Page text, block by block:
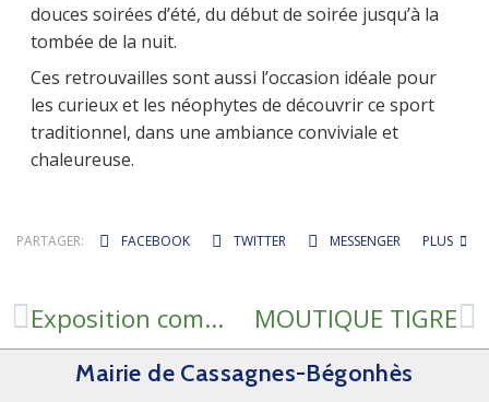
douces soirées d’été, du début de soirée jusqu’à la
tombée de la nuit.
Ces retrouvailles sont aussi l’occasion idéale pour
les curieux et les néophytes de découvrir ce sport
traditionnel, dans une ambiance conviviale et
chaleureuse.
PARTAGER: FACEBOOK TWITTER MESSENGER PLUS
Exposition commémorative 6 août 1944 MOUTIQUE TIGRE
Mairie de Cassagnes-Bégonhès